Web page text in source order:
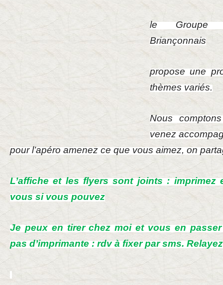
le Groupe
Briançonnais
propose une
thèmes variés.
Nous
venez
pour l’apéro amenez ce que vous aimez, on
L’affiche et les flyers sont joints : imprimez
vous si vous pouvez
Je peux en tirer chez moi et vous en
pas d’imprimante : rdv à fixer par sms.